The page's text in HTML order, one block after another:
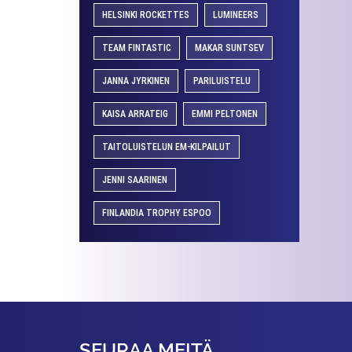
HELSINKI ROCKETTES LUMINEERS
TEAM FINTASTIC MAKAR SUNTSEV
JANNA JYRKINEN PARILUISTELU
KAISA ARRATEIG EMMI PELTONEN
TAITOLUISTELUN EM-KILPAILUT
JENNI SAARINEN
FINLANDIA TROPHY ESPOO